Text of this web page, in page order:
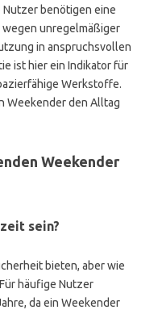
benötigen eine
wegen unregelmäßiger
in anspruchsvollen
ist hier ein Indikator für
Werkstoffe.
Weekender den Alltag
Weekender
sein?
bieten, aber wie
häufige Nutzer
da ein Weekender